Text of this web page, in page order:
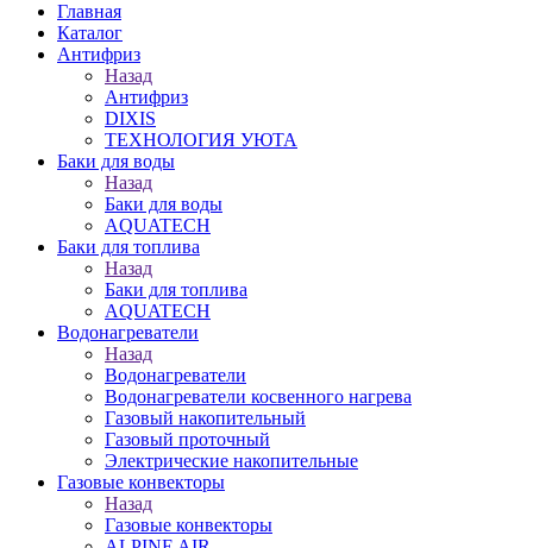
Главная
Каталог
Антифриз
Назад
Антифриз
DIXIS
ТЕХНОЛОГИЯ УЮТА
Баки для воды
Назад
Баки для воды
AQUATECH
Баки для топлива
Назад
Баки для топлива
AQUATECH
Водонагреватели
Назад
Водонагреватели
Водонагреватели косвенного нагрева
Газовый накопительный
Газовый проточный
Электрические накопительные
Газовые конвекторы
Назад
Газовые конвекторы